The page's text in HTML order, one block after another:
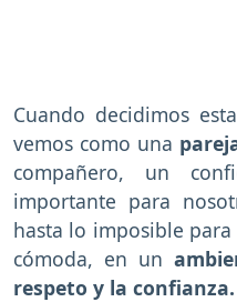
Cuando decidimos
vemos como una
compañero, un
importante para
hasta lo imposible
cómoda, en un
respeto y la confianza.